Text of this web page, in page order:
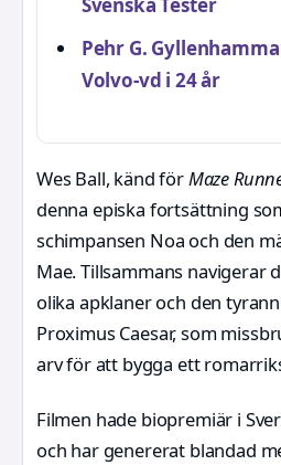
Svenska Tester
Pehr G.
Volvo-vd i 24 år
Wes Ball, känd förMaze
denna episka fortsättning
schimpansen Noa och den
Mae. Tillsammans navigerar
olika apklaner och den
Proximus Caesar, som
arv för att bygga ett
Filmen hade biopremiär i
och har genererat blandad